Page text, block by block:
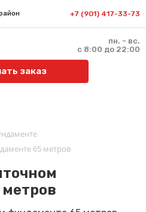
+7 (901) 417-33-73
пн. - вс.
с 8:00 до 22:00
заказ
65 метров